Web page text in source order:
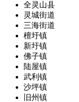
全灵山县
灵城街道
三海街道
檀圩镇
新圩镇
佛子镇
陆屋镇
武利镇
沙坪镇
旧州镇